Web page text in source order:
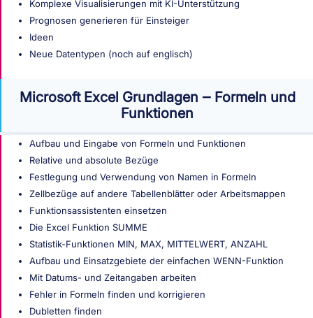
Komplexe Visualisierungen mit KI-Unterstützung
Prognosen generieren für Einsteiger
Ideen
Neue Datentypen (noch auf englisch)
Microsoft Excel Grundlagen ‒ Formeln und
Funktionen
Aufbau und Eingabe von Formeln und Funktionen
Relative und absolute Bezüge
Festlegung und Verwendung von Namen in Formeln
Zellbezüge auf andere Tabellenblätter oder Arbeitsmappen
Funktionsassistenten einsetzen
Die Excel Funktion SUMME
Statistik-Funktionen MIN, MAX, MITTELWERT, ANZAHL
Aufbau und Einsatzgebiete der einfachen WENN-Funktion
Mit Datums- und Zeitangaben arbeiten
Fehler in Formeln finden und korrigieren
Dubletten finden